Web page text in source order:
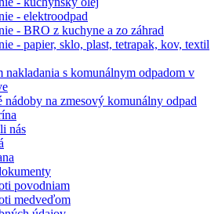
- elektroodpad
- BRO z kuchyne a zo záhrad
- papier, sklo, plast, tetrapak, kov, textil
nakladania s komunálnym odpadom v
nádoby na zmesový komunálny odpad
nás
povodniam
medveďom